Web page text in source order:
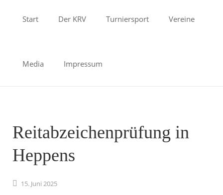
Start Der KRV Turniersport Vereine
Media Impressum
Reitabzeichenprüfung in
Heppens
15. Juni 2025